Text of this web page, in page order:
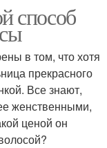
способ
в том, что хотя
прекрасного
Все знают,
женственными,
ценой он